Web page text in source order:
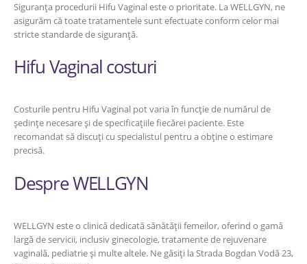
Siguranța procedurii Hifu Vaginal este o prioritate. La WELLGYN, ne
asigurăm că toate tratamentele sunt efectuate conform celor mai
stricte standarde de siguranță.
Hifu Vaginal costuri
Costurile pentru Hifu Vaginal pot varia în funcție de numărul de
ședințe necesare și de specificațiile fiecărei paciente. Este
recomandat să discuți cu specialistul pentru a obține o estimare
precisă.
Despre WELLGYN
WELLGYN este o clinică dedicată sănătății femeilor, oferind o gamă
largă de servicii, inclusiv ginecologie, tratamente de rejuvenare
vaginală, pediatrie și multe altele. Ne găsiți la Strada Bogdan Vodă 23,